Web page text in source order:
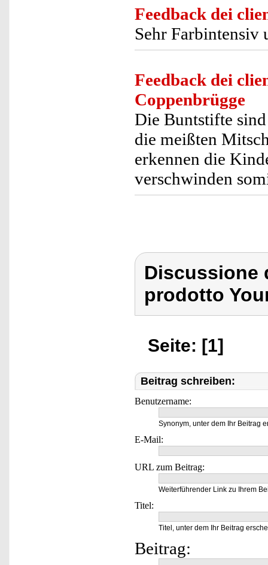
Feedback dei
Sehr Farbintensiv
Feedback dei
Coppenbrügge
Die Buntstifte
die meißten
erkennen die
verschwinden
Discussione
prodotto
Seite: [1]
Beitrag schreiben:
Benutzername:
Synonym, unter dem Ihr Beitrag
E-Mail:
URL zum Beitrag:
Weiterführender Link zu Ihrem
Titel:
Titel, unter dem Ihr Beitrag
Beitrag: